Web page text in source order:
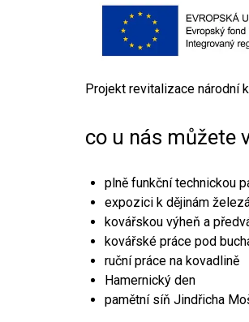
Projekt revitalizace národní
co u nás můžete
plně funkční technickou
expozici k dějinám
kovářskou výheň a
kovářské práce pod
ruční práce na kovadlině
Hamernický den
pamětní síň Jindřicha